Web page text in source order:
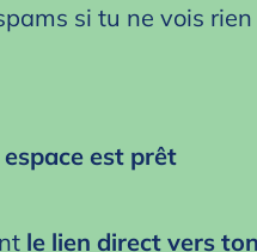
si tu ne vois
espace est prêt
le lien direct vers